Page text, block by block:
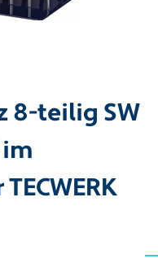
8-teilig SW